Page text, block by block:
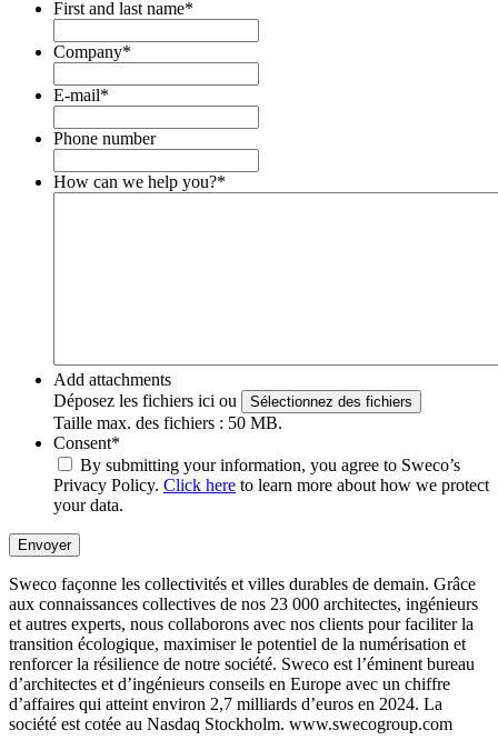
First and last name*
Company*
E-mail*
Phone number
How can we help you?*
Add attachments
Déposez les fichiers ici ou
Sélectionnez des fichiers
Taille max. des fichiers : 50 MB.
Consent*
By submitting your information, you agree to Sweco’s
Privacy Policy. Click here to learn more about how we protect
your data.
Envoyer
Sweco façonne les collectivités et villes durables de demain. Grâce
aux connaissances collectives de nos 23 000 architectes, ingénieurs
et autres experts, nous collaborons avec nos clients pour faciliter la
transition écologique, maximiser le potentiel de la numérisation et
renforcer la résilience de notre société. Sweco est l’éminent bureau
d’architectes et d’ingénieurs conseils en Europe avec un chiffre
d’affaires qui atteint environ 2,7 milliards d’euros en 2024. La
société est cotée au Nasdaq Stockholm. www.swecogroup.com